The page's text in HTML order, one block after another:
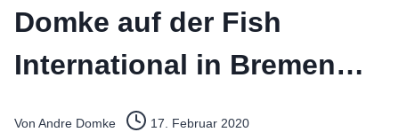
Domke auf der Fish
International in Bremen…
Von Andre Domke 17. Februar 2020